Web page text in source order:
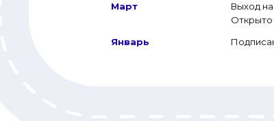
Март
Выход
Январь